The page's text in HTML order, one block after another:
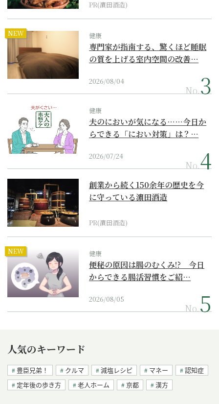
PR(濵田酒造)
NEW 健康
専門家が指南する、驚くほど睡眠
の質を上げる室内空間の改善…
2026/08/04
No.
健康
夫のにおいが気になる……今日か
らできる「におい対策」は？…
2026/07/24
No.
創業から続く150余年の歴史を今
に守っている濵田酒造
PR(濵田酒造)
NEW 健康
便秘の原因は腸のむくみ!? 今日
からできる腸活習慣をご紹…
2026/08/05
No.
人気のキーワード
豊臣兄弟！ クルマ 減塩レシピ マネー
認知症
定年後の歩き方
老人ホーム 京都 漢方